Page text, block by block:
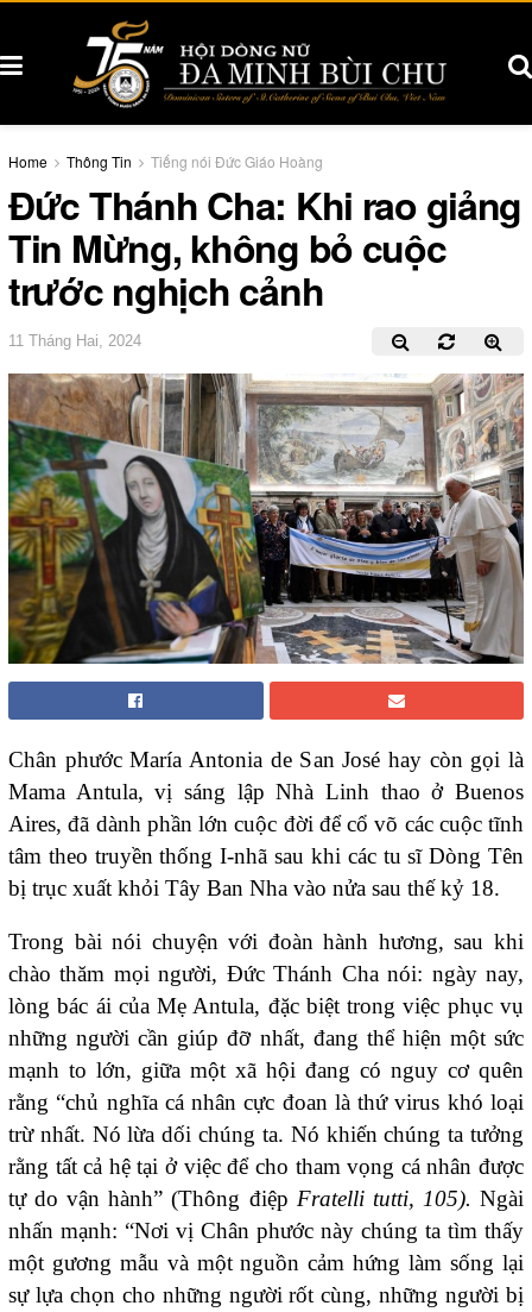
Home Thông Tin Tiếng nói Đức Giáo Hoàng
Đức Thánh Cha: Khi rao giảng
Tin Mừng, không bỏ cuộc
trước nghịch cảnh
11 Tháng Hai, 2024
Chân phước María Antonia de San José hay còn gọi là
Mama Antula, vị sáng lập Nhà Linh thao ở Buenos
Aires, đã dành phần lớn cuộc đời để cổ võ các cuộc tĩnh
tâm theo truyền thống I-nhã sau khi các tu sĩ Dòng Tên
bị trục xuất khỏi Tây Ban Nha vào nửa sau thế kỷ 18.
Trong bài nói chuyện với đoàn hành hương, sau khi
chào thăm mọi người, Đức Thánh Cha nói: ngày nay,
lòng bác ái của Mẹ Antula, đặc biệt trong việc phục vụ
những người cần giúp đỡ nhất, đang thể hiện một sức
mạnh to lớn, giữa một xã hội đang có nguy cơ quên
rằng “chủ nghĩa cá nhân cực đoan là thứ virus khó loại
trừ nhất. Nó lừa dối chúng ta. Nó khiến chúng ta tưởng
rằng tất cả hệ tại ở việc để cho tham vọng cá nhân được
tự do vận hành” (Thông điệp Fratelli tutti, 105).Ngài
nhấn mạnh: “Nơi vị Chân phước này chúng ta tìm thấy
một gương mẫu và một nguồn cảm hứng làm sống lại
sự lựa chọn cho những người rốt cùng, những người bị